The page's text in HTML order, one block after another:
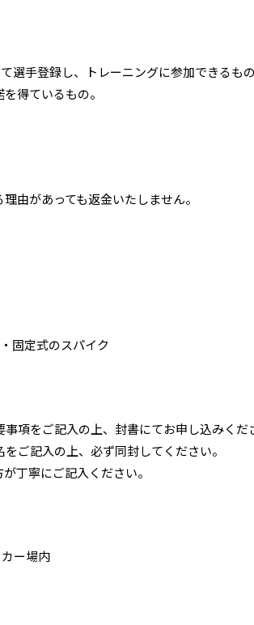
手登録し、トレーニングに参加できるもの
得ているもの。
由があっても返金いたしません。
固定式のスパイク
項をご記入の上、封書にてお申し込みくだ
ご記入の上、必ず同封してください。
丁寧にご記入ください。
ー場内